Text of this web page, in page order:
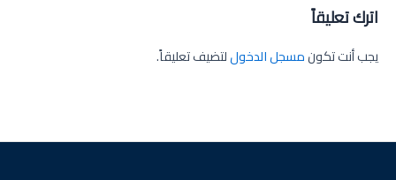
اترك تعليقاً
يجب أنت تكونمسجل الدخوللتضيف تعليقاً.